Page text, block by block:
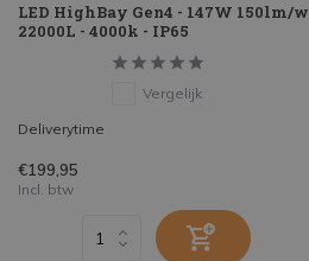
LED HighBay Gen4 - 147W 150lm/w
22000L - 4000k - IP65
Vergelijk
Deliverytime
€199,95
Incl. btw